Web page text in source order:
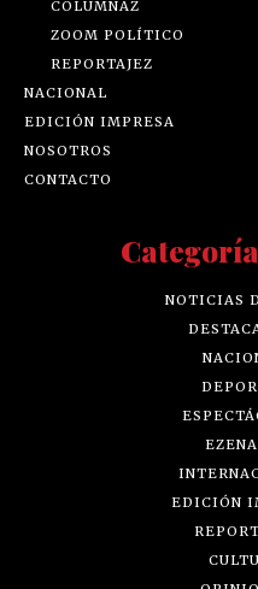
COLUMNAZ
ZOOM POLÍTICO
REPORTAJEZ
NACIONAL
EDICIÓN IMPRESA
NOSOTROS
CONTACTO
NOTICIAS
EDICIÓN